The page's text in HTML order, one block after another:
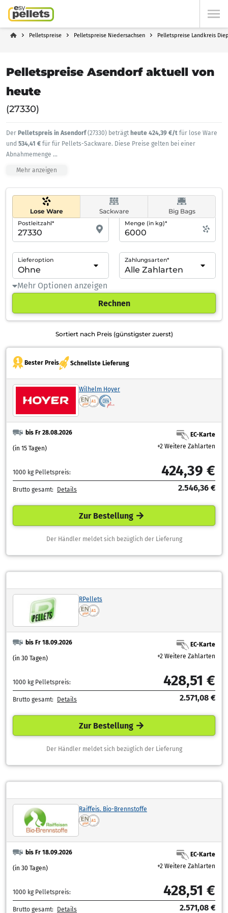
Pelletspreise Pelletspreise Niedersachsen Pelletspreise Landkreis
Pelletspreise Asendorf aktuell von
heute
(27330)
Der Pelletspreis in Asendorf(27330) beträgt heute 424,39 €/t für lose Ware
und 534,41 € für für Pellets-Sackware. Diese Preise gelten bei einer
Abnahmemenge ...
Mehr anzeigen
Lose Ware Sackware Big Bags
Postleitzahl* Menge (in kg)*
Lieferoption Zahlungsarten*
Mehr Optionen anzeigen
Rechnen
Sortiert nach Preis (günstigster zuerst)
Bester Preis Schnellste Lieferung
Wilhelm Hoyer
bis Fr 28.08.2026
(in 15 Tagen)
EC-Karte
+2 Weitere Zahlarten
1000 kg Pelletspreis: 424,39 €
Brutto gesamt: Details 2.546,36 €
Zur Bestellung
Der Händler meldet sich bezüglich der Lieferung
RPellets
bis Fr 18.09.2026
(in 30 Tagen)
EC-Karte
+2 Weitere Zahlarten
1000 kg Pelletspreis: 428,51 €
Brutto gesamt: Details 2.571,08 €
Zur Bestellung
Der Händler meldet sich bezüglich der Lieferung
Raiffeis. Bio-Brennstoffe
bis Fr 18.09.2026
(in 30 Tagen)
EC-Karte
+2 Weitere Zahlarten
1000 kg Pelletspreis: 428,51 €
Brutto gesamt: Details 2.571,08 €